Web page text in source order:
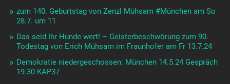
zum 140. Geburtstag von Zenzl Mühsam #München am So
28.7. um 11
Das seid Ihr Hunde wert! – Geisterbeschwörung zum 90.
Todestag von Erich Mühsam im Fraunhofer am Fr 13.7.24
Demokratie niedergeschossen: München 14.5.24 Gespräch
19.30 KAP37